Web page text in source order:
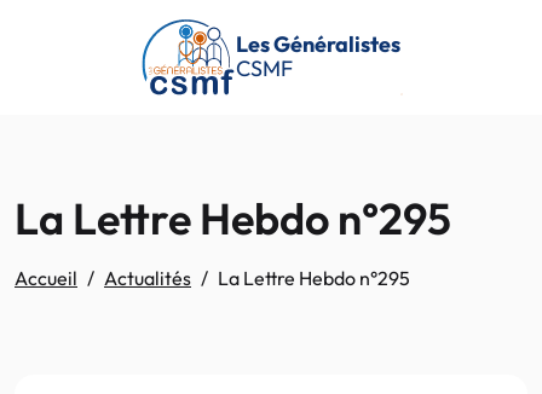
Passer au contenu principal
Les Généralistes
CSMF
La Lettre Hebdo n°295
Accueil Actualités La Lettre Hebdo n°295